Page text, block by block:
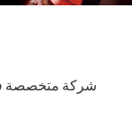
شركة متخصصة في